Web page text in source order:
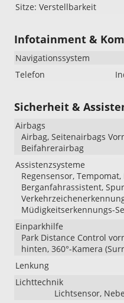
Sitze: Verstellbarkeit
Infotainment &
Navigationssystem
Telefon
Sicherheit &
Airbags
Airbag, Seitenairbags
Beifahrerairbag
Assistenzsysteme
Regensensor,
Berganfahrassistent,
Müdigkeitserkennungs-
Einparkhilfe
Park Distance Control
hinten, 360°-Kamera
Lenkung
Lichttechnik
Lichtsensor,